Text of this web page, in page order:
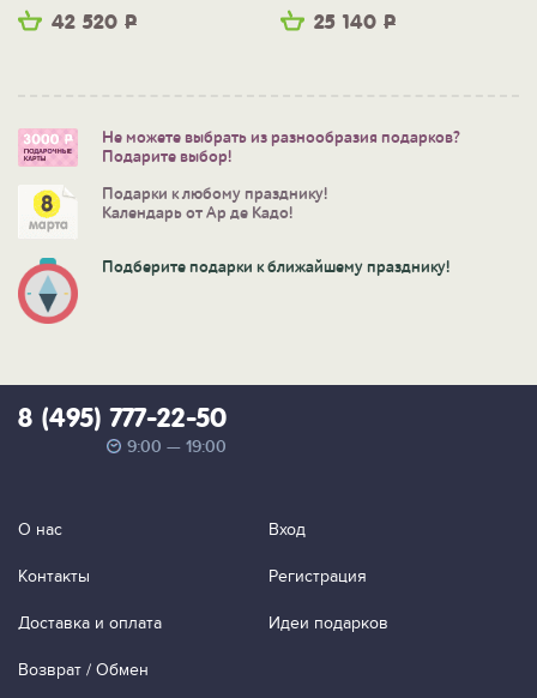
42 520 Р
25 140 Р
Не можете выбрать из разнообразия подарков?
Подарите выбор!
Подарки к любому празднику!
Календарь от Ар де Кадо!
Подберите подарки к ближайшему празднику!
8 (495) 777-22-50
9:00 — 19:00
О нас
Контакты
Доставка и оплата
Возврат / Обмен
Вход
Регистрация
Идеи подарков